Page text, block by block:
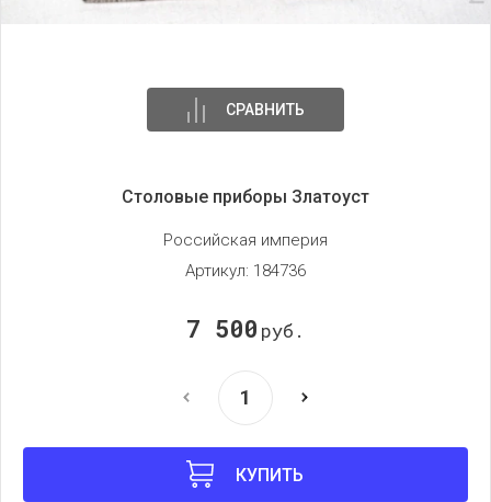
СРАВНИТЬ
Столовые приборы Златоуст
Российская империя
Артикул: 184736
7 500 руб.
КУПИТЬ